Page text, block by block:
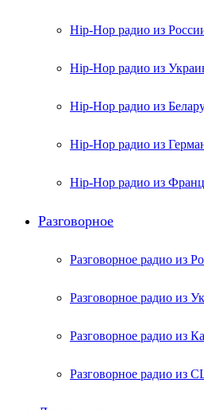
Hip-Hop радио из
Hip-Hop радио из
Hip-Hop радио из
Hip-Hop радио из
Hip-Hop радио из
Разговорное
Разговорное радио из
Разговорное радио из
Разговорное радио из
Разговорное радио из